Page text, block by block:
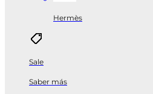
Hermès
Sale
Saber más